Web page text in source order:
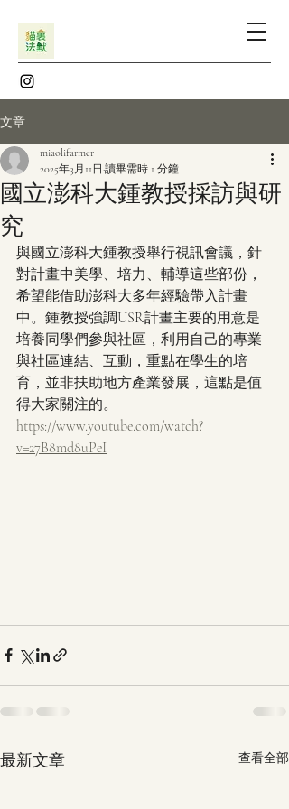
文章
國立澎科大鍾教授採訪與研
究
miaolifarmer
2025年3月11日 讀畢需時 1 分鐘
與國立澎科大鍾教授舉行視訊會議，針
對計畫中美學、培力、輔導這些部份，
希望能借助澎科大多年經驗帶入計畫
中。鍾教授強調USR計畫主要的用意是
培養同學們參與社區，利用自己的專業
與社區連結、互動，重點在學生的培
育，並非扶助地方產業發展，這點是值
得大家關注的。
https://www.youtube.com/watch?
v=27B8md8uPeI
最新文章 查看全部